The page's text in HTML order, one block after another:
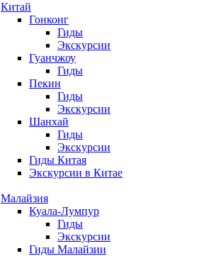
Китай
Гонконг
Гиды
Экскурсии
Гуанчжоу
Гиды
Пекин
Гиды
Экскурсии
Шанхай
Гиды
Экскурсии
Гиды Китая
Экскурсии в Китае
Малайзия
Куала-Лумпур
Гиды
Экскурсии
Гиды Малайзии